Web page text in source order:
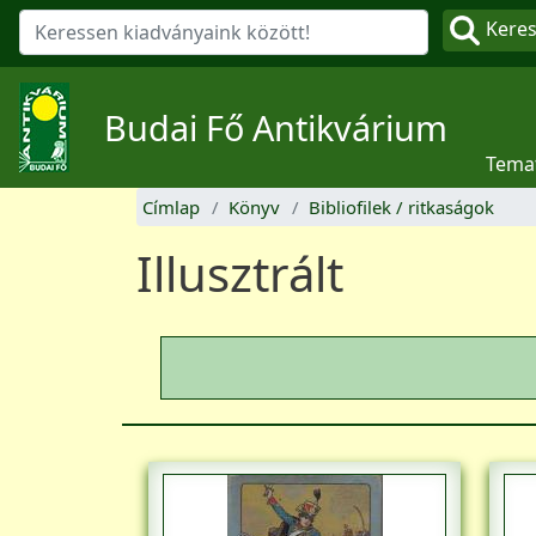
Budai Fő Antikvárium
Címlap Könyv Bibliofilek / ritkaságok
Illusztrált